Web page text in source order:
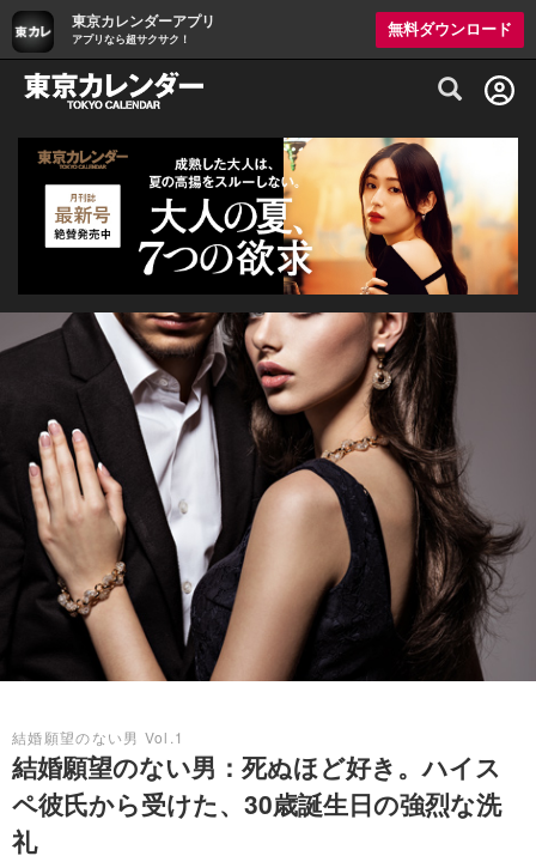
東京カレンダーアプリ
アプリなら超サクサク！
無料ダウンロード
グルメ情報・プレミアムレストラン予約
結婚願望のない男 Vol.1
結婚願望のない男：死ぬほど好き。ハイス
ペ彼氏から受けた、30歳誕生日の強烈な洗
礼